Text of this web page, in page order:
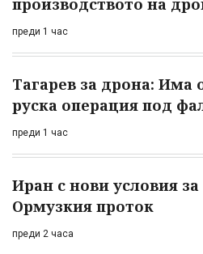
производството на
преди 1 час
Тагарев за дрона: Има
руска операция под
преди 1 час
Иран с нови условия
Ормузкия проток
преди 2 часа